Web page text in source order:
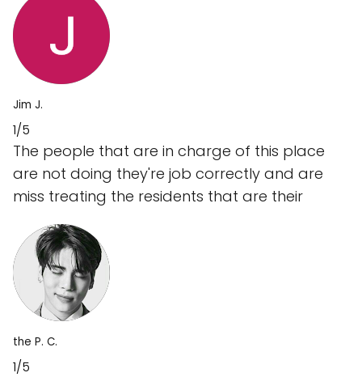
Jim J.
1/5
The people that are in charge of this place
are not doing they're job correctly and are
miss treating the residents that are their
the P. C.
1/5